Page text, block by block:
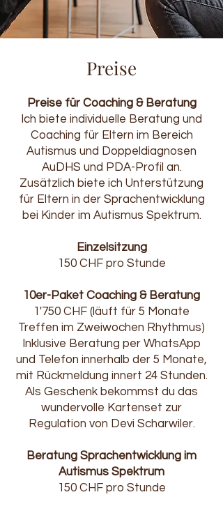
Preise
Preise für Coaching & Beratung
Ich biete individuelle Beratung und
Coaching für Eltern im Bereich
Autismus und Doppeldiagnosen
AuDHS und PDA-Profil an.
Zusätzlich biete ich Unterstützung
für Eltern in der Sprachentwicklung
bei Kinder im Autismus Spektrum.
Einzelsitzung
150 CHF pro Stunde
10er-Paket Coaching & Beratung
1'750 CHF (läuft für 5 Monate
Treffen im Zweiwochen Rhythmus)
Inklusive Beratung per WhatsApp
und Telefon innerhalb der 5 Monate,
mit Rückmeldung innert 24 Stunden.
Als Geschenk bekommst du das
wundervolle Kartenset zur
Regulation von Devi Scharwiler.
Beratung Sprachentwicklung im
Autismus Spektrum
150 CHF pro Stunde